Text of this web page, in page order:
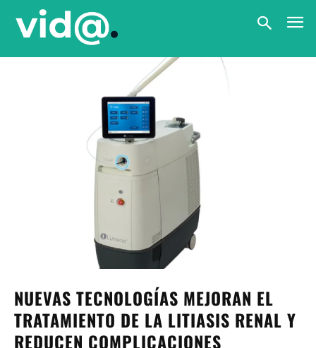
NUEVAS TECNOLOGÍAS MEJORAN EL
TRATAMIENTO DE LA LITIASIS RENAL Y
REDUCEN COMPLICACIONES